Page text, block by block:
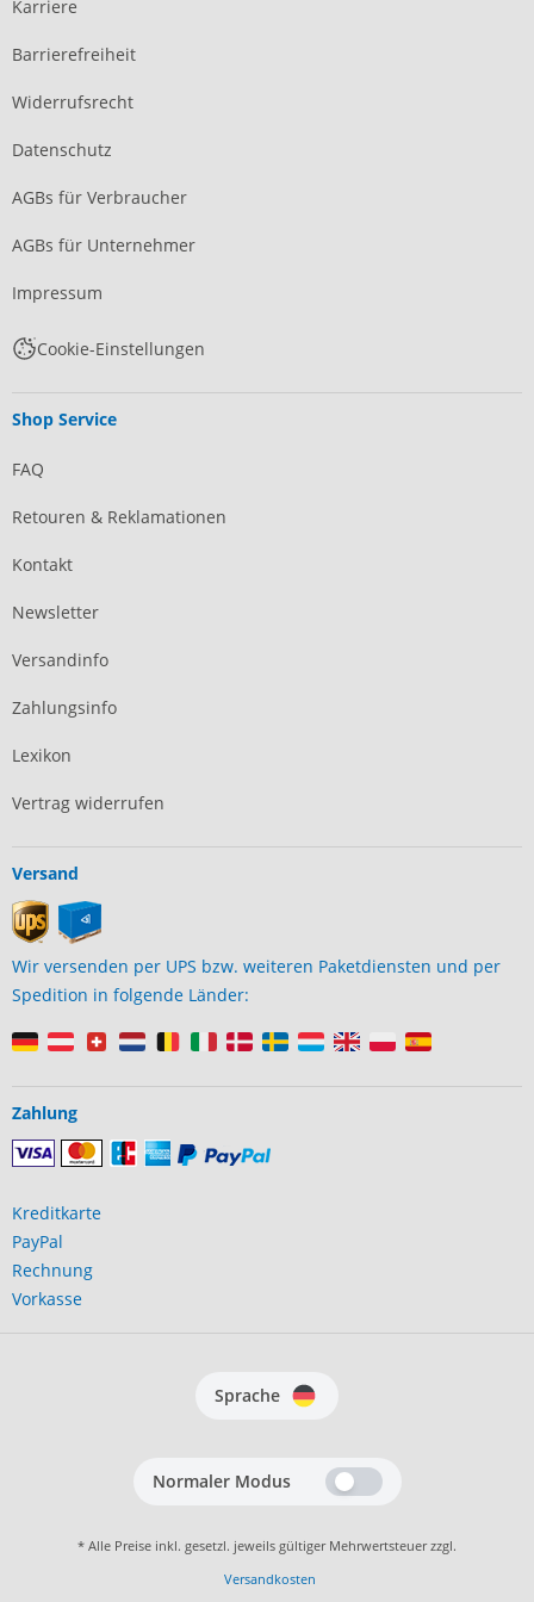
Karriere
Barrierefreiheit
Widerrufsrecht
Datenschutz
AGBs für Verbraucher
AGBs für Unternehmer
Impressum
Cookie-Einstellungen
Shop Service
FAQ
Retouren & Reklamationen
Kontakt
Newsletter
Versandinfo
Zahlungsinfo
Lexikon
Vertrag widerrufen
Versand
Wir versenden per UPS bzw. weiteren Paketdiensten und per
Spedition in folgende Länder:
Zahlung
Kreditkarte
PayPal
Rechnung
Vorkasse
Sprache
Normaler Modus
* Alle Preise inkl. gesetzl. jeweils gültiger Mehrwertsteuer zzgl.
Versandkosten